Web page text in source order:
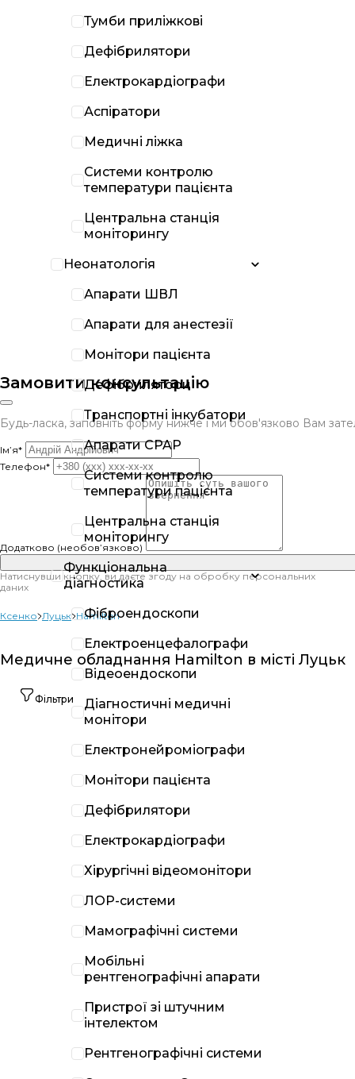
Замовити консультацію
Будь-ласка, заповніть форму нижче і ми обов'язково Вам
Ім’я*
Телефон*
Додатково (необов’язково)
Натиснувши кнопку, ви даєте згоду на обробку персональних
даних
Ксенко Луцьк Hamilton
Медичне обладнання Hamilton в місті Луцьк
Фільтри
Тумби приліжкові
Дефібрилятори
Електрокардіографи
Аспіратори
Медичні ліжка
Системи контролю
температури пацієнта
Центральна станція
моніторингу
Неонатологія
Апарати ШВЛ
Апарати для анестезії
Монітори пацієнта
Дефібрилятори
Транспортні інкубатори
Апарати CPAP
Системи контролю
температури пацієнта
Центральна станція
моніторингу
Функціональна
діагностика
Фіброендоскопи
Електроенцефалографи
Відеоендоскопи
Діагностичні медичні
монітори
Електронейроміографи
Монітори пацієнта
Дефібрилятори
Електрокардіографи
Хірургічні відеомонітори
ЛОР-системи
Мамографічні системи
Мобільні
рентгенографічні апарати
Пристрої зі штучним
інтелектом
Рентгенографічні системи